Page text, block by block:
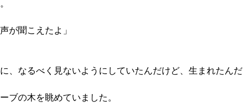
が聞こえたよ」
、なるべく見ないようにしていたんだけど、生まれたんだ
ブの木を眺めていました。